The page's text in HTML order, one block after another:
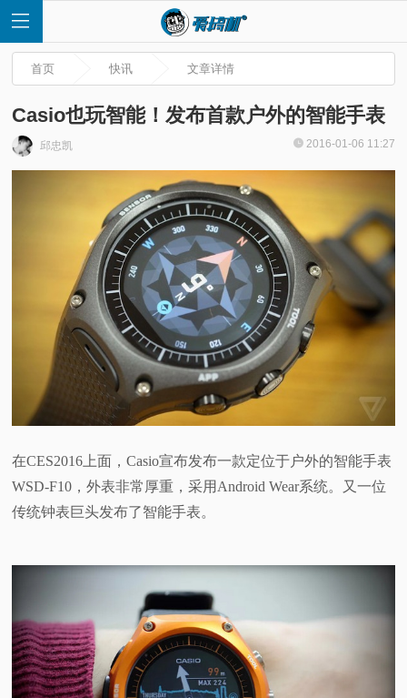
频
体
验
首页 快讯 文章详情
Casio也玩智能！发布首款户外的智能手表
邱忠凯 2016-01-06 11:27
在CES2016上面，Casio宣布发布一款定位于户外的智能手表
WSD-F10，外表非常厚重，采用Android Wear系统。又一位
传统钟表巨头发布了智能手表。